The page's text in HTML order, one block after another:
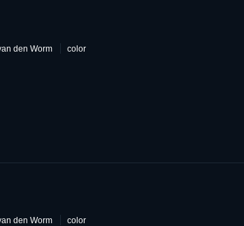
den Worm color
den Worm color